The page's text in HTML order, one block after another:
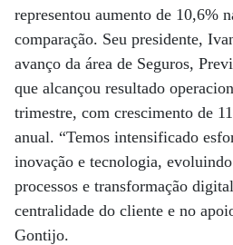
representou aumento de 10,6%
comparação. Seu presidente,
avanço da área de Seguros,
que alcançou resultado
trimestre, com crescimento de
anual. “Temos intensificado
inovação e tecnologia,
processos e transformação
centralidade do cliente e no
Gontijo.